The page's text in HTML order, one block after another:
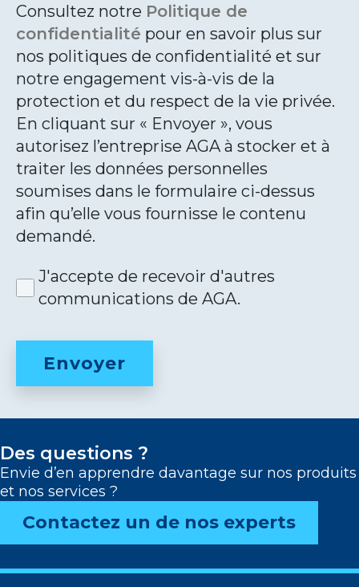
Consultez notre Politique de
confidentialité pour en savoir plus sur
nos politiques de confidentialité et sur
notre engagement vis-à-vis de la
protection et du respect de la vie privée.
En cliquant sur « Envoyer », vous
autorisez l’entreprise AGA à stocker et à
traiter les données personnelles
soumises dans le formulaire ci-dessus
afin qu’elle vous fournisse le contenu
demandé.
J'accepte de recevoir d'autres
communications de AGA.
Des questions ?
Envie d’en apprendre davantage sur nos produits
et nos services ?
Contactez un de nos experts